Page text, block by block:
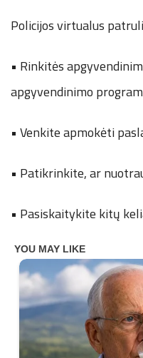
Policijos virtualus
• Rinkitės
apgyvendinimo
• Venkite apmokėti
• Patikrinkite, ar
• Pasiskaitykite kitų